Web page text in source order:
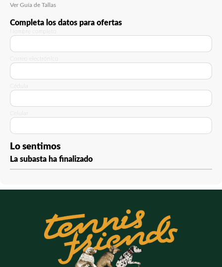
Ver Guía de Tallas
Completa los datos para ofertas
Nombre completo
Correo electrónico
Cédula
Celular
Lo sentimos
La subasta ha finalizado